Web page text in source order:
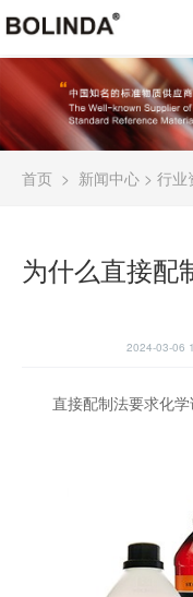
首页 > 新闻中心 > 行业
为什么直接配
2024-03-06
直接配制法要求化学